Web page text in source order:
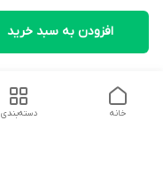
افزودن به سبد خرید
دسته‌بندی خانه